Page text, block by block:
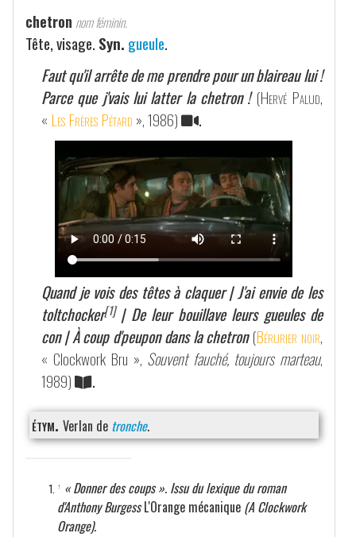
chetron nom féminin.
Tête, visage. Syn. gueule.
Faut qu'il arrête de me prendre pour un blaireau lui !
Parce que j'vais lui latter la chetron ! (Hervé Palud,
« Les Frères Pétard », 1986) .
Quand je vois des têtes à claquer | J'ai envie de les
toltchocker[1]| De leur bouillave leurs gueules de
con | À coup d'peupon dans la chetron (Bérurier noir,
« Clockwork Bru », Souvent fauché, toujours marteau,
1989)
.
étym. Verlan de tronche.
↑ « Donner des coups ». Issu du lexique du roman
d'Anthony BurgessL'Orange mécanique (A Clockwork
Orange).